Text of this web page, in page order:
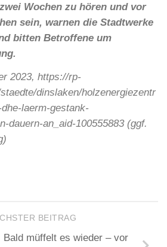
Wochen zu hören und vor
sein, warnen die Stadtwerke
bitten Betroffene um
2023, https://rp-
dinslaken/holzenergiezentr
laerm-gestank-
dauern-an_aid-100555883 (ggf.
BEITRAG
Bald müffelt es wieder – vor